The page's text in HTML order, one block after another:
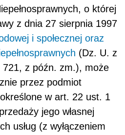
o której
z dnia 27 sierpnia 1997
i społecznej oraz
(Dz. U. z
z późn. zm.), może
przez podmiot
w art. 22 ust. 1
jego własnej
usług (z wyłączeniem